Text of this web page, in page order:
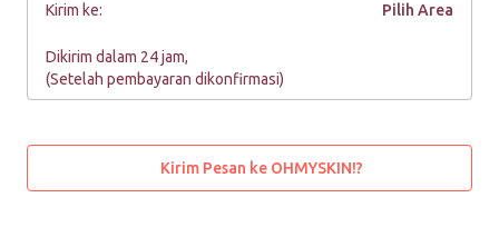
Kirim ke: Pilih Area
Dikirim dalam 24 jam,
(Setelah pembayaran dikonfirmasi)
Kirim Pesan ke OHMYSKIN!?